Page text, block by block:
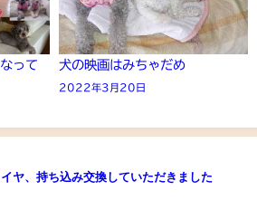
って
犬の映画はみちゃだめ
2022年3月20日
ヤ、持ち込み交換していただきました